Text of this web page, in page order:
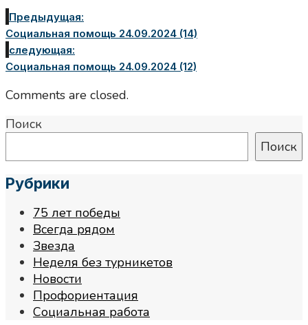
Предыдущая:
Социальная помощь 24.09.2024 (14)
следующая:
Социальная помощь 24.09.2024 (12)
Comments are closed.
Поиск
Поиск
Рубрики
75 лет победы
Всегда рядом
Звезда
Неделя без турникетов
Новости
Профориентация
Социальная работа